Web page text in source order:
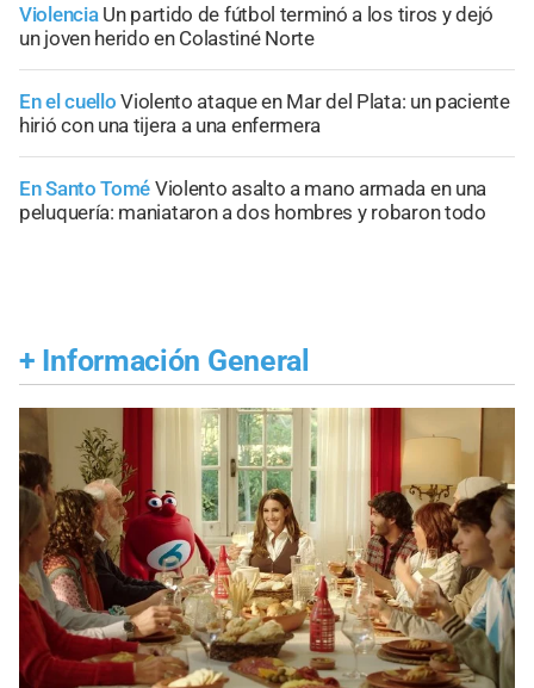
Violencia Un partido de fútbol terminó a los tiros y dejó
un joven herido en Colastiné Norte
En el cuello Violento ataque en Mar del Plata: un paciente
hirió con una tijera a una enfermera
En Santo Tomé Violento asalto a mano armada en una
peluquería: maniataron a dos hombres y robaron todo
+ Información General